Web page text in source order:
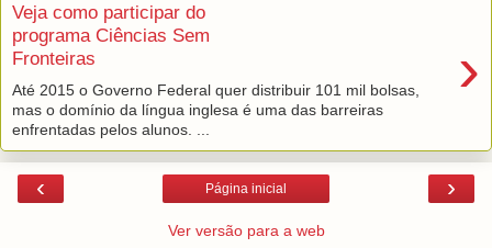
Veja como participar do
programa Ciências Sem
Fronteiras
›
Até 2015 o Governo Federal quer distribuir 101 mil bolsas,
mas o domínio da língua inglesa é uma das barreiras
enfrentadas pelos alunos. ...
‹ ›
Página inicial
Ver versão para a web